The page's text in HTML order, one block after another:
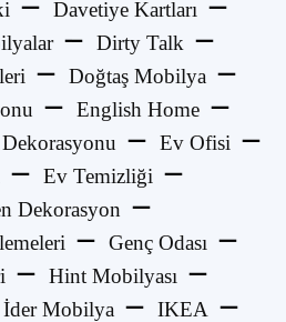
Davetiye Kartları
Dirty Talk
Doğtaş Mobilya
English Home
Ev Ofisi
Ev Temizliği
Dekorasyon
Genç Odası
Hint Mobilyası
İder Mobilya
IKEA